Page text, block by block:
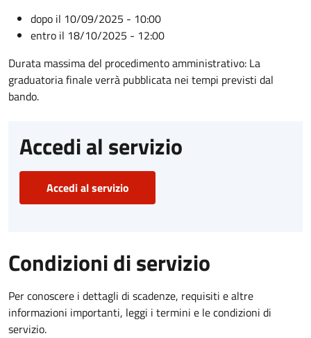
dopo il 10/09/2025 - 10:00
entro il 18/10/2025 - 12:00
Durata massima del procedimento amministrativo: La
graduatoria finale verrà pubblicata nei tempi previsti dal
bando.
Accedi al servizio
Accedi al servizio
Condizioni di servizio
Per conoscere i dettagli di scadenze, requisiti e altre
informazioni importanti, leggi i termini e le condizioni di
servizio.